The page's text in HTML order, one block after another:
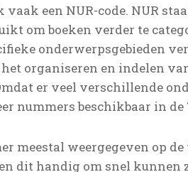
vaak een NUR-code. NUR
om boeken verder te
onderwerpsgebieden
organiseren en indelen
er veel verschillende
nummers beschikbaar in de
meestal weergegeven op
dit handig om snel kunnen